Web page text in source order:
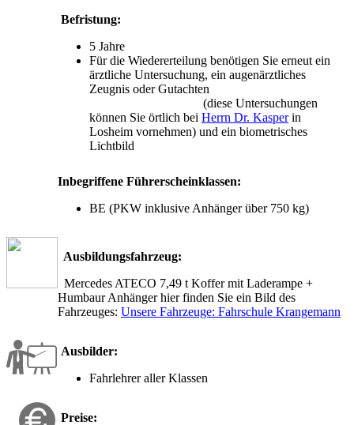
Befristung:
5 Jahre
Für die Wiedererteilung benötigen Sie erneut ein
ärztliche Untersuchung, ein augenärztliches
Zeugnis oder Gutachten
(diese Untersuchungen
können Sie örtlich bei Herrn Dr. Kasperin
Losheim vornehmen) und ein biometrisches
Lichtbild
Inbegriffene Führerscheinklassen:
BE (PKW inklusive Anhänger über 750 kg)
Ausbildungsfahrzeug:
Mercedes ATECO 7,49 t Koffer mit Laderampe +
Humbaur Anhänger hier finden Sie ein Bild des
Fahrzeuges: Unsere Fahrzeuge: Fahrschule Krangemann
Ausbilder:
Fahrlehrer aller Klassen
Preise: